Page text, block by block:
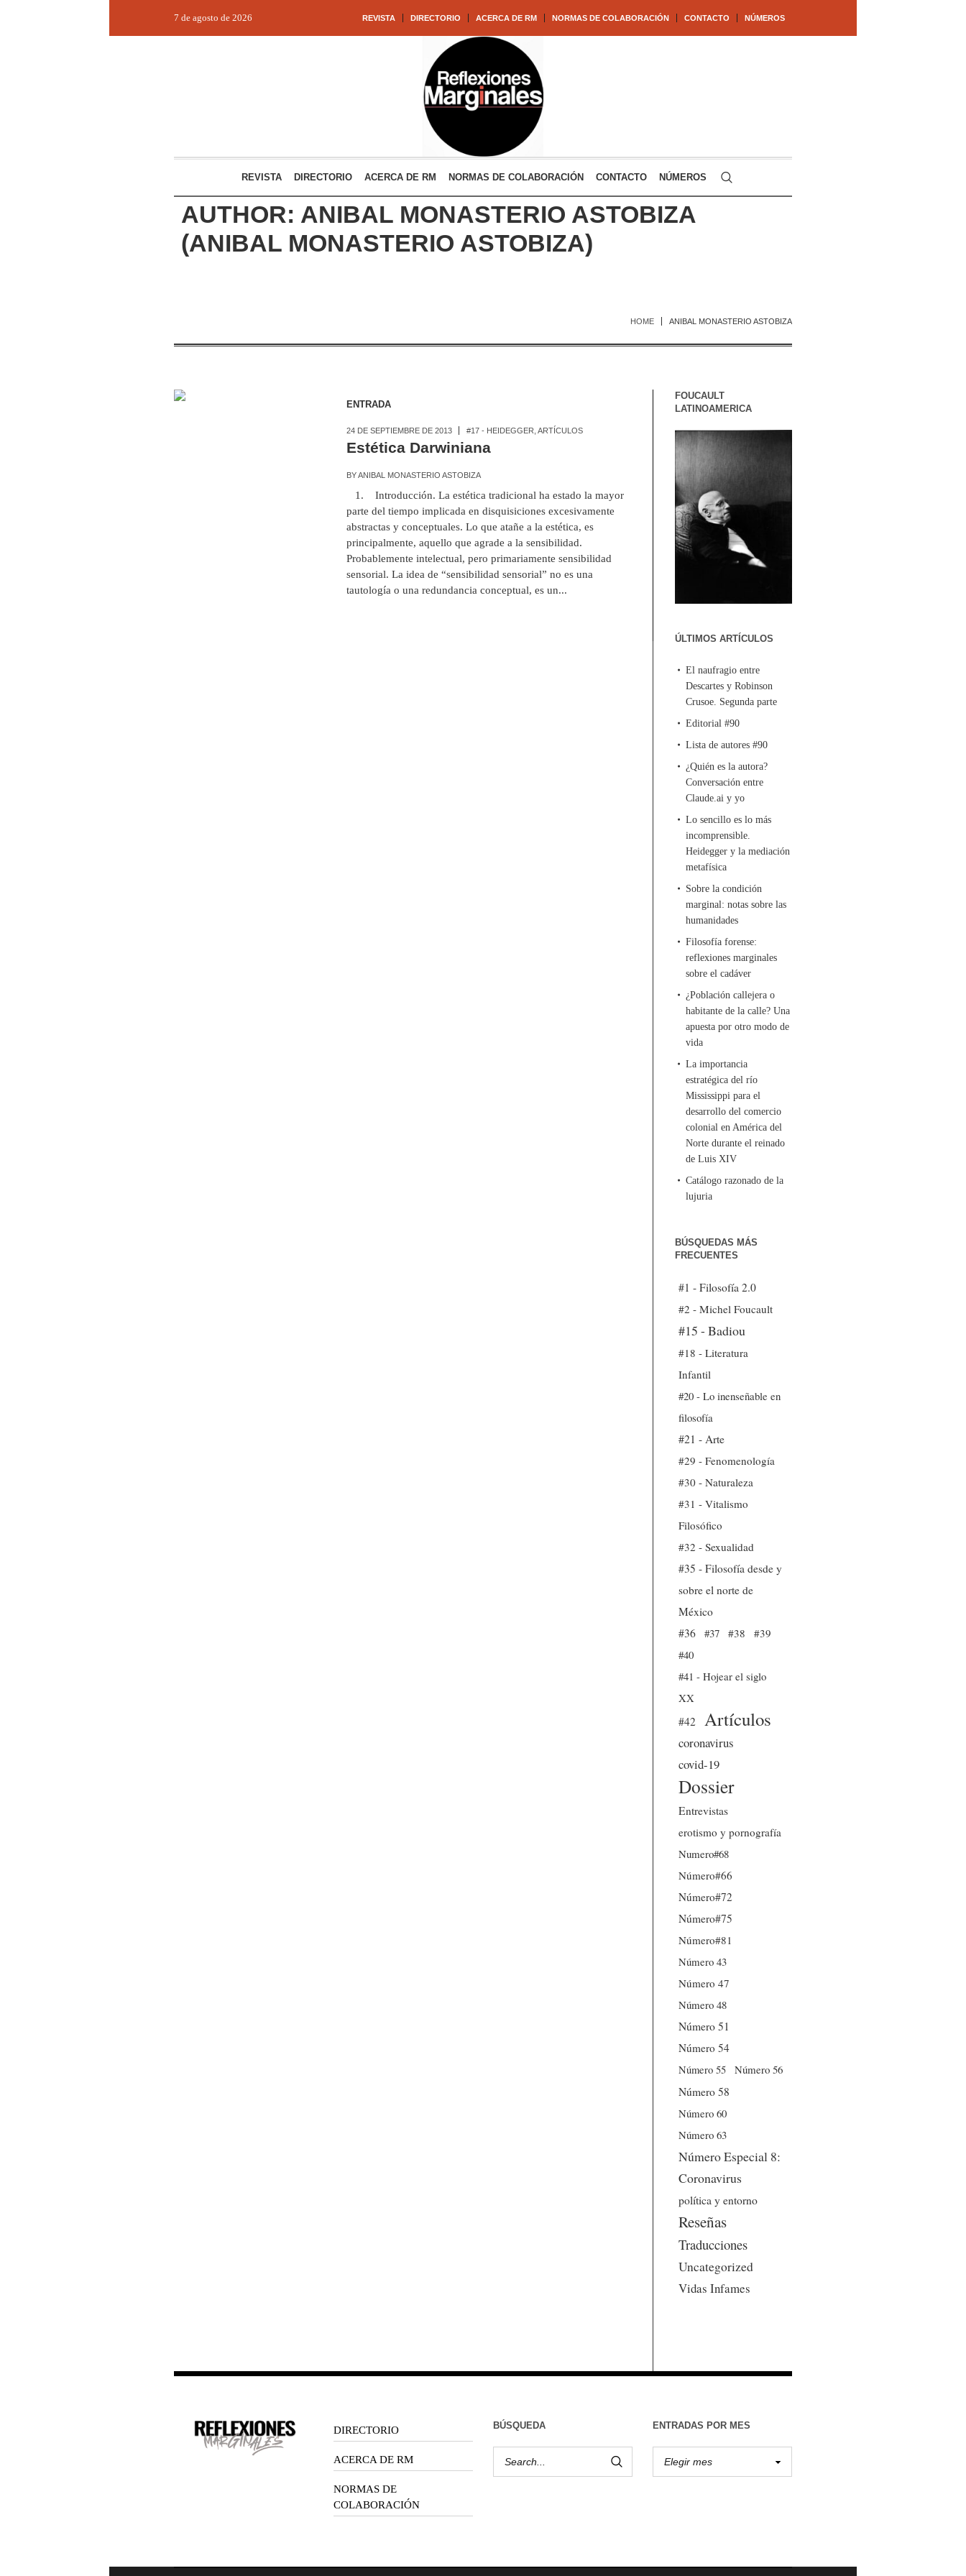
REVISTA DIRECTORIO ACERCA DE RM NORMAS DE COLABORACIÓN CONTACTO NÚMEROS
7 de agosto de 2026
REVISTA DIRECTORIO ACERCA DE RM NORMAS DE COLABORACIÓN CONTACTO NÚMEROS
AUTHOR: ANIBAL MONASTERIO ASTOBIZA
(ANIBAL MONASTERIO ASTOBIZA)
HOME ANIBAL MONASTERIO ASTOBIZA
ENTRADA
24 DE SEPTIEMBRE DE 2013 #17 - HEIDEGGER ARTÍCULOS
Estética Darwiniana
BYANIBAL MONASTERIO ASTOBIZA
1. Introducción. La estética tradicional ha estado la mayor
parte del tiempo implicada en disquisiciones excesivamente
abstractas y conceptuales. Lo que atañe a la estética, es
principalmente, aquello que agrade a la sensibilidad.
Probablemente intelectual, pero primariamente sensibilidad
sensorial. La idea de “sensibilidad sensorial” no es una
tautología o una redundancia conceptual, es un...
FOUCAULT
LATINOAMERICA
ÚLTIMOS ARTÍCULOS
El naufragio entre
Descartes y Robinson
Crusoe. Segunda parte
Editorial #90
Lista de autores #90
¿Quién es la autora?
Conversación entre
Claude.ai y yo
Lo sencillo es lo más
incomprensible.
Heidegger y la mediación
metafísica
Sobre la condición
marginal: notas sobre las
humanidades
Filosofía forense:
reflexiones marginales
sobre el cadáver
¿Población callejera o
habitante de la calle? Una
apuesta por otro modo de
vida
La importancia
estratégica del río
Mississippi para el
desarrollo del comercio
colonial en América del
Norte durante el reinado
de Luis XIV
Catálogo razonado de la
lujuria
BÚSQUEDAS MÁS
FRECUENTES
#1 - Filosofía 2.0
#2 - Michel Foucault
#15 - Badiou
#18 - Literatura
Infantil
#20 - Lo inenseñable en
filosofía
#21 - Arte
#29 - Fenomenología
#30 - Naturaleza
#31 - Vitalismo
Filosófico
#32 - Sexualidad
#35 - Filosofía desde y
sobre el norte de
México
#36
#37 #38
#39
#40
#41 - Hojear el siglo
XX
#42
Artículos
coronavirus
covid-19
Dossier
Entrevistas
erotismo y pornografía
Numero#68
Número#66
Número#72
Número#75
Número#81
Número 43
Número 47
Número 48
Número 51
Número 54
Número 55
Número 56
Número 58
Número 60
Número 63
Número Especial 8:
Coronavirus
política y entorno
Reseñas
Traducciones
Uncategorized
Vidas Infames
DIRECTORIO
ACERCA DE RM
NORMAS DE
COLABORACIÓN
BÚSQUEDA ENTRADAS POR MES